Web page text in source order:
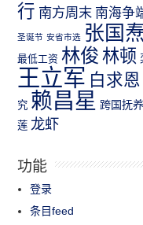
行 南方周末 南海争
圣诞节 安省市选 张国
最低工资 林俊 林顿
王立军 白求恩
究 赖昌星 跨国抚养
莲 龙虾
功能
登录
条目feed